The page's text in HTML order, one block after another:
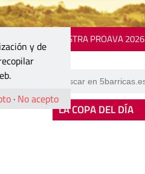
MOSTRA PROAVA 2026
LA COPA DEL DÍA
y de
· No acepto